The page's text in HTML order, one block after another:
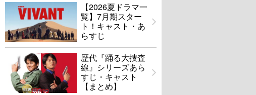
【2026夏ドラマ一
覧】7月期スター
ト！キャスト・あ
らすじ
歴代『踊る大捜査
線』シリーズあら
すじ・キャスト
【まとめ】